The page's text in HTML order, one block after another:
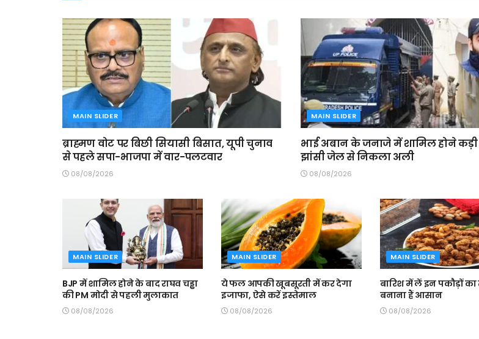
MAIN SLIDER
ब्राह्मण वोट पर बिछी सियासी बिसात, यूपी चुनाव
से पहले सपा-भाजपा में वार-पलटवार
08/08/2026
MAIN SLIDER
भाई अबान के जनाजे में शामिल होने कड़ी
झांसी जेल से निकला अली
08/08/2026
MAIN SLIDER
BJP में शामिल होने के बाद राघव चड्ढा
की PM मोदी से पहली मुलाकात
08/08/2026
MAIN SLIDER
ये फल आपकी खूबसूरती में कर देगा
इजाफा, ऐसे करें इस्तेमाल
08/08/2026
MAIN SLIDER
बारिश में लें इन पकौड़ों का
बनाना हैं आसान
08/08/2026